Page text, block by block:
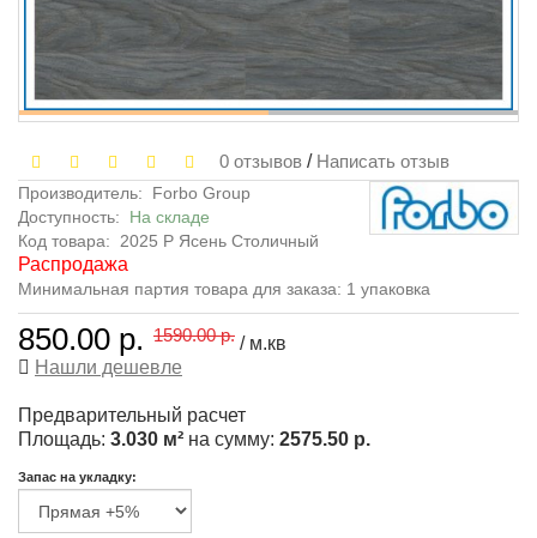
0 отзывов / Написать отзыв
Производитель:
Forbo Group
Доступность: На складе
Код товара:
2025 P Ясень Столичный
Распродажа
Минимальная партия товара для заказа: 1 упаковка
850.00 р. 1590.00 р. / м.кв
Нашли дешевле
Предварительный расчет
Площадь: 3.030 м² на сумму: 2575.50 р.
Запас на укладку: